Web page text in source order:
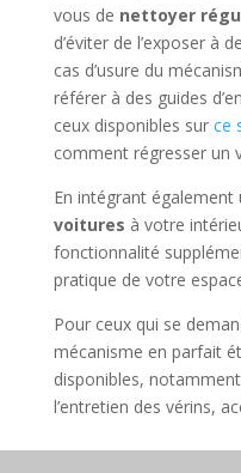
vous de nettoyer
d’éviter de l’exposer à
cas d’usure du
référer à des guides
ceux disponibles sur ce
comment régresser un
En intégrant également
voitures à votre
fonctionnalité
pratique de votre
Pour ceux qui se
mécanisme en parfait
disponibles,
l’entretien des vérins,